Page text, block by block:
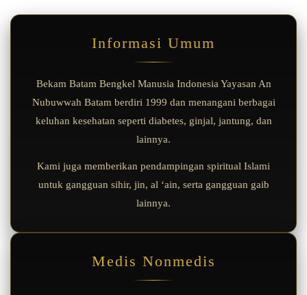
Informasi Umum
Bekam Batam Bengkel Manusia Indonesia Yayasan An
Nubuwwah Batam berdiri 1999 dan menangani berbagai
keluhan kesehatan seperti diabetes, ginjal, jantung, dan
lainnya.
Kami juga memberikan pendampingan spiritual Islami
untuk gangguan sihir, jin, al ‘ain, serta gangguan gaib
lainnya.
Medis Nonmedis